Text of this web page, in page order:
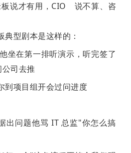
说才有用， CIO
说不算、咨
型剧本是这样的：
坐在第一排听演示，听完签了
司去推
到项目组开会过问进度
出问题他骂 IT 总监"你怎么搞